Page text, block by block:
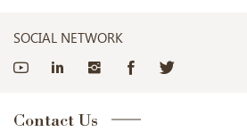
SOCIAL NETWORK
Contact Us